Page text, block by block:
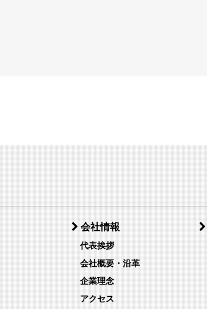
会社情報
代表挨拶
会社概要・沿革
企業理念
アクセス